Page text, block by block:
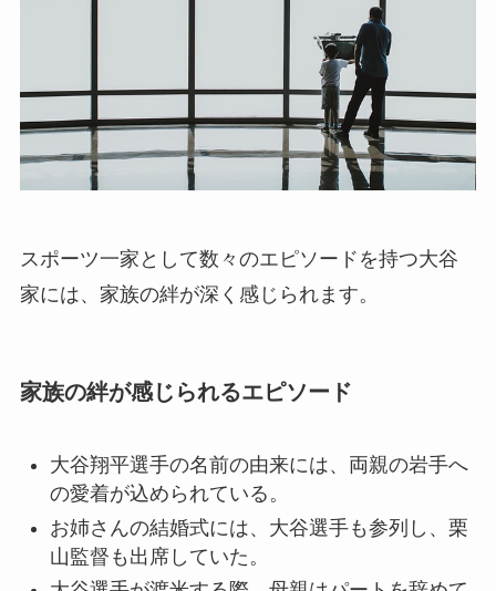
スポーツ一家として数々のエピソードを持つ大谷
家には、家族の絆が深く感じられます。
家族の絆が感じられるエピソード
大谷翔平選手の名前の由来には、両親の岩手へ
の愛着が込められている。
お姉さんの結婚式には、大谷選手も参列し、栗
山監督も出席していた。